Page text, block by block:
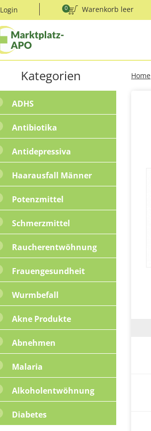
Login 0 Warenkorb leer
Kategorien
ADHS
Antibiotika
Antidepressiva
Haarausfall Männer
Potenzmittel
Schmerzmittel
Raucherentwöhnung
Frauengesundheit
Wurmbefall
Akne Produkte
Abnehmen
Malaria
Alkoholentwöhnung
Diabetes
Home